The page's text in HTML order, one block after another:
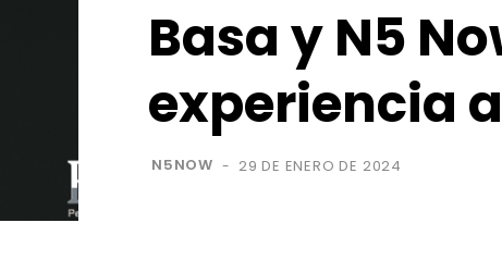
Basa y N5
experiencia
N5NOW - 29 DE ENERO DE 2024